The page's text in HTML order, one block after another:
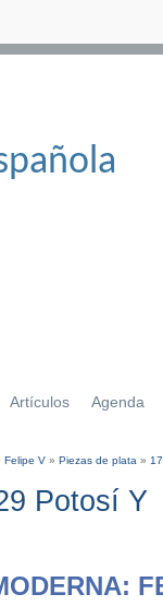
Artículos Agenda
Felipe V » Piezas de plata »
Potosí Y